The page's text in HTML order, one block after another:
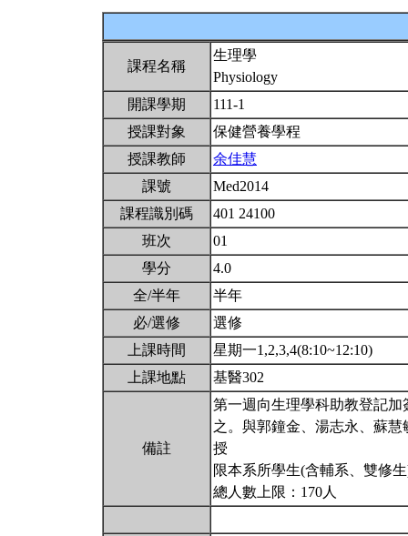
課程名稱
生理學
Physiology
開課學期
111-1
授課對象
保健營養學程
授課教師
余佳慧
課號
Med2014
課程識別碼
401 24100
班次
01
學分
4.0
全/半年
半年
必/選修
選修
上課時間
星期一1,2,3,4(8:10~12:10)
上課地點
基醫302
備註
第一週向生理學科助教登記
之。與郭鐘金、湯志永、蘇
授
限本系所學生(含輔系、雙修
總人數上限：170人